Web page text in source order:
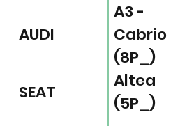
AUDI
A3 -
Cabrio
(8P_)
SEAT
Altea
(5P_)